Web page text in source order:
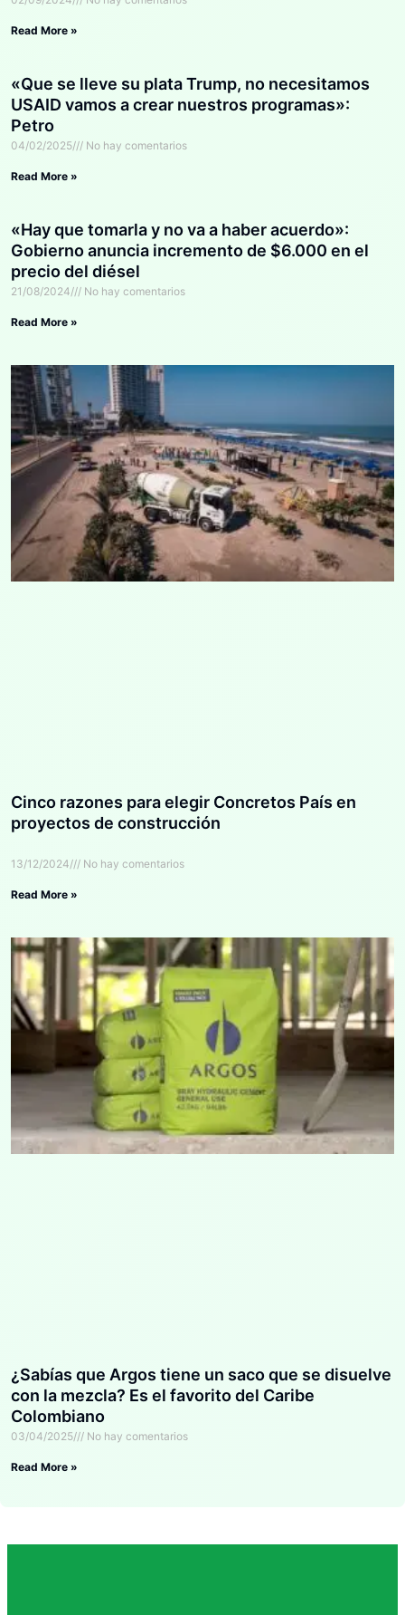
Read More »
«Que se lleve su plata Trump, no necesitamos
USAID vamos a crear nuestros programas»:
Petro
04/02/2025 No hay comentarios
Read More »
«Hay que tomarla y no va a haber acuerdo»:
Gobierno anuncia incremento de $6.000 en el
precio del diésel
21/08/2024 No hay comentarios
Read More »
Cinco razones para elegir Concretos País en
proyectos de construcción
13/12/2024 No hay comentarios
Read More »
¿Sabías que Argos tiene un saco que se disuelve
con la mezcla? Es el favorito del Caribe
Colombiano
03/04/2025 No hay comentarios
Read More »